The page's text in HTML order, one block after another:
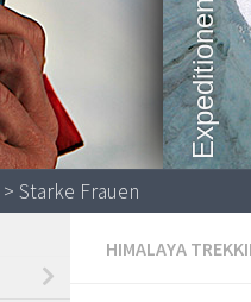
> Starke Frauen
HIMALAYA